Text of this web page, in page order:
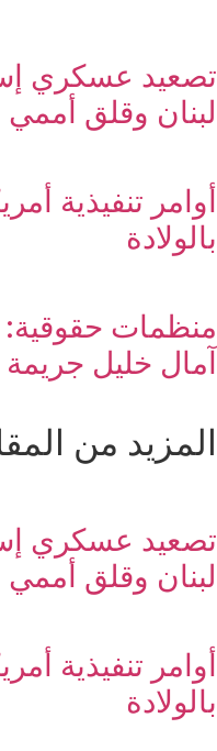
تصعيد عسكري
لبنان وقلق أممي
أوامر تنفيذية
بالولادة
منظمات حقوقية:
آمال خليل
المزيد من
تصعيد عسكري
لبنان وقلق أممي
أوامر تنفيذية
بالولادة